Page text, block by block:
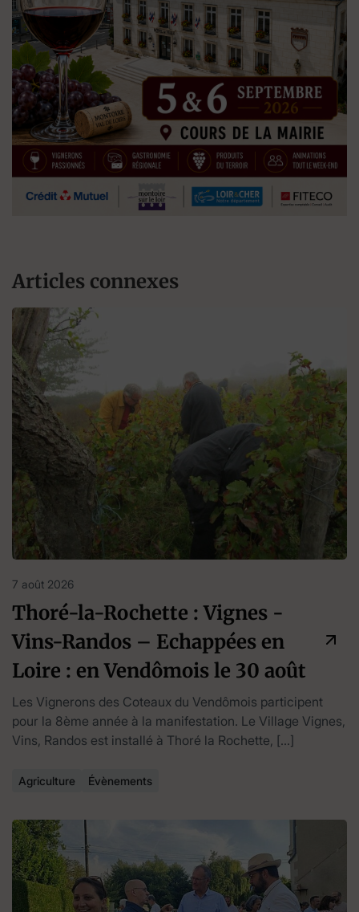
Articles connexes
7 août 2026
Thoré-la-Rochette : Vignes -
Vins-Randos – Echappées en
Loire : en Vendômois le 30 août
Les Vignerons des Coteaux du Vendômois participent
pour la 8ème année à la manifestation. Le Village Vignes,
Vins, Randos est installé à Thoré la Rochette, […]
Agriculture Évènements